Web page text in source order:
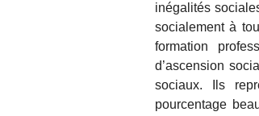
inégalités
socialement à
formation
d’ascension
sociaux. Ils
pourcentage